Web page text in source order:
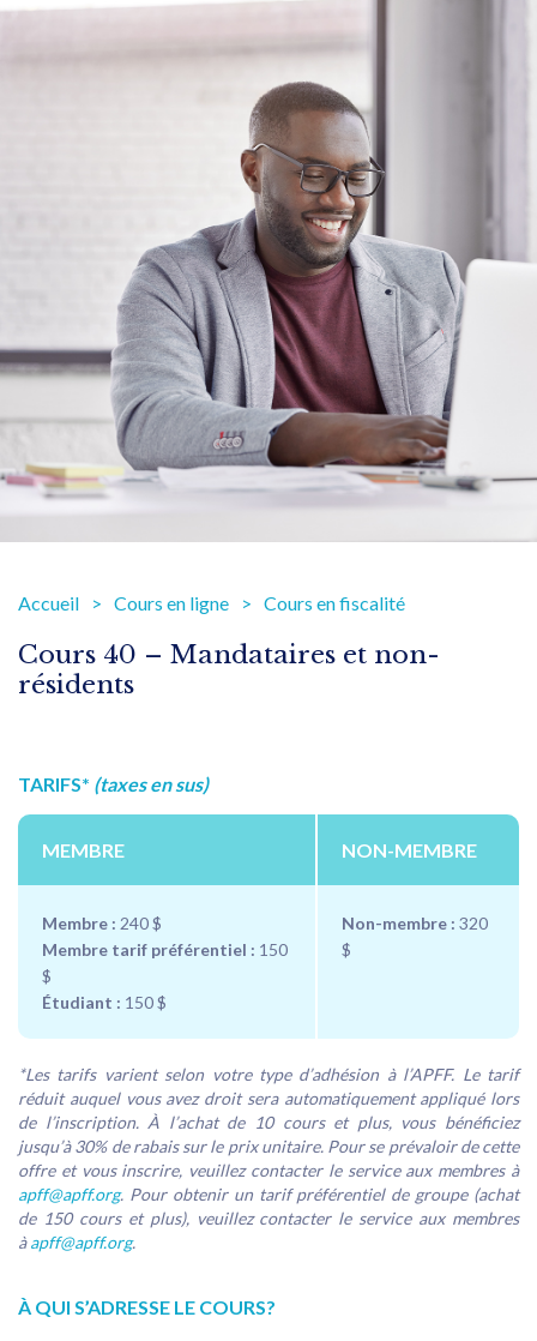
Accueil Cours en ligne Cours en fiscalité
Cours 40 – Mandataires et non-
résidents
TARIFS* (taxes en sus)
MEMBRE
Membre : 240 $
Membre tarif préférentiel : 150
$
Étudiant : 150 $
NON-MEMBRE
Non-membre : 320
$
*Les tarifs varient selon votre type d’adhésion à l’APFF. Le tarif
réduit auquel vous avez droit sera automatiquement appliqué lors
de l’inscription. À l’achat de 10 cours et plus, vous bénéficiez
jusqu’à 30% de rabais sur le prix unitaire. Pour se prévaloir de cette
offre et vous inscrire, veuillez contacter le service aux membres à
apff@apff.org. Pour obtenir un tarif préférentiel de groupe (achat
de 150 cours et plus), veuillez contacter le service aux membres
àapff@apff.org.
À QUI S’ADRESSE LE COURS?